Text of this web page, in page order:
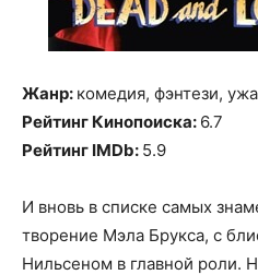
Жанр: комедия, фэнтези,
Рейтинг Кинопоиска: 6.7
Рейтинг IMDb: 5.9
И вновь в списке самых
творение Мэла Брукса, с
Нильсеном в главной роли.